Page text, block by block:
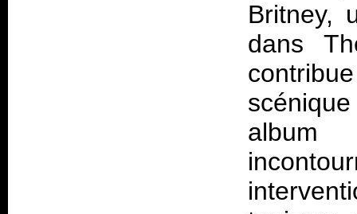
Britney,
dans